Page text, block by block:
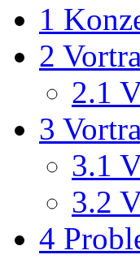
1
2
2.1
3
3.1
3.2
4